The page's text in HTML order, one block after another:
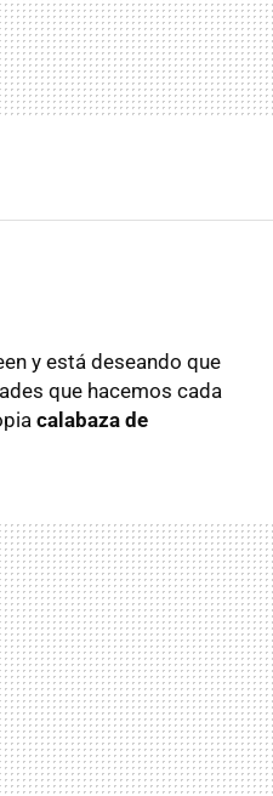
y está deseando que
que hacemos cada
calabaza de